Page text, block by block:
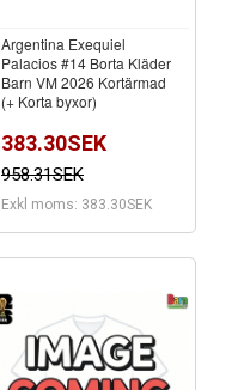
Argentina Exequiel
Palacios #14 Borta Kläder
Barn VM 2026 Kortärmad
(+ Korta byxor)
383.30SEK
958.31SEK
Exkl moms: 383.30SEK